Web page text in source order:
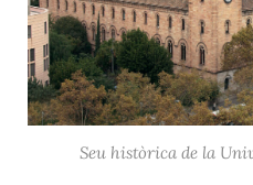
Seu històrica de la